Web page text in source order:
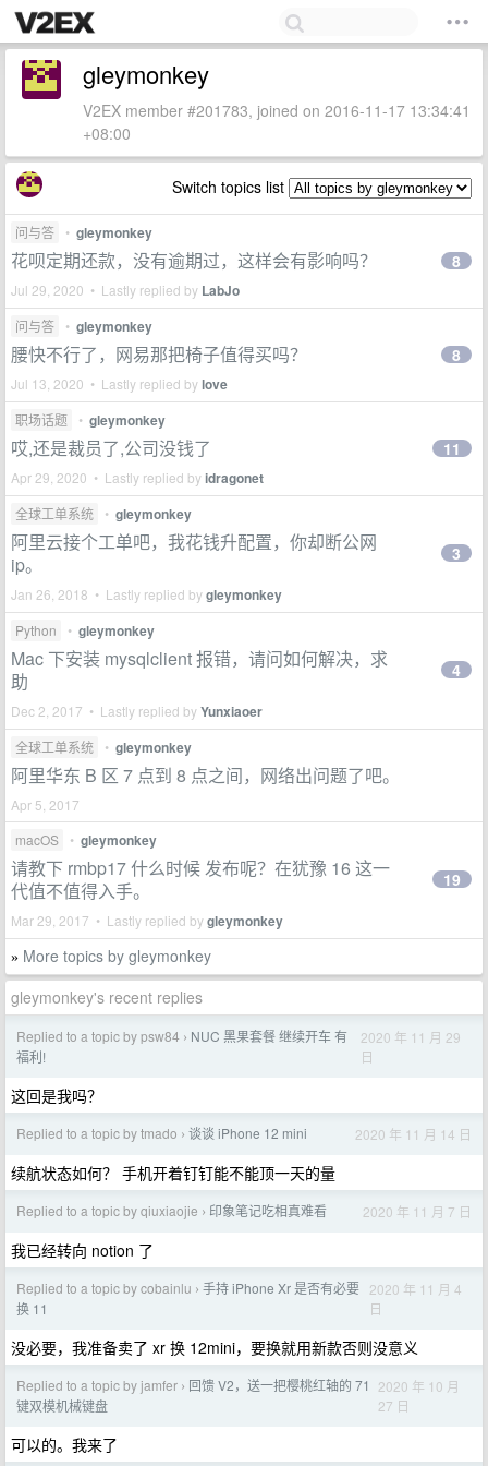
gleymonkey
V2EX member #201783, joined on 2016-11-17 13:34:41
+08:00
Switch topics list
问与答 • gleymonkey
花呗定期还款，没有逾期过，这样会有影响吗？
Jul 29, 2020 • Lastly replied by LabJo
8
问与答 • gleymonkey
腰快不行了，网易那把椅子值得买吗？
Jul 13, 2020 • Lastly replied bylove
8
职场话题 • gleymonkey
哎,还是裁员了,公司没钱了
Apr 29, 2020 • Lastly replied byidragonet
11
全球工单系统 • gleymonkey
阿里云接个工单吧，我花钱升配置，你却断公网
ip。
Jan 26, 2018 • Lastly replied bygleymonkey
3
Python • gleymonkey
Mac 下安装 mysqlclient 报错，请问如何解决，求
助
Dec 2, 2017 • Lastly replied byYunxiaoer
4
全球工单系统 • gleymonkey
阿里华东 B 区 7 点到 8 点之间，网络出问题了吧。
Apr 5, 2017
macOS
• gleymonkey
请教下 rmbp17 什么时候 发布呢？在犹豫 16 这一
代值不值得入手。
Mar 29, 2017 • Lastly replied bygleymonkey
19
» More topics by gleymonkey
gleymonkey's recent replies
Replied to a topic by psw84 › NUC 黑果套餐 继续开车 有
福利!
2020 年 11 月 29
日
这回是我吗？
Replied to a topic by tmado › 谈谈 iPhone 12 mini 2020 年 11 月 14 日
续航状态如何？ 手机开着钉钉能不能顶一天的量
Replied to a topic by qiuxiaojie › 印象笔记吃相真难看 2020 年 11 月 7 日
我已经转向 notion 了
Replied to a topic by cobainlu › 手持 iPhone Xr 是否有必要
换 11
2020 年 11 月 4
日
没必要，我准备卖了 xr 换 12mini，要换就用新款否则没意义
Replied to a topic by jamfer › 回馈 V2，送一把樱桃红轴的 71
键双模机械键盘
2020 年 10 月
27 日
可以的。我来了